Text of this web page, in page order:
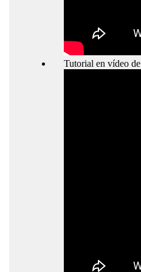
Tutorial en vídeo